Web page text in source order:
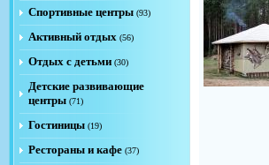
Спортивные центры (93)
Активный отдых (56)
Отдых с детьми (30)
Детские развивающие
центры (71)
Гостиницы (19)
Рестораны и кафе (37)